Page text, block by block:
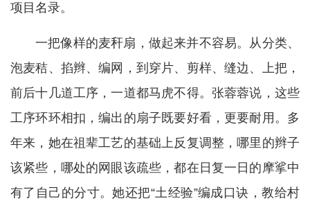
项目名录。
一把像样的麦秆扇，做起来并不容易。从分类、
泡麦秸、掐辫、编网，到穿片、剪样、缝边、上把，
前后十几道工序，一道都马虎不得。张蓉蓉说，这些
工序环环相扣，编出的扇子既要好看，更要耐用。多
年来，她在祖辈工艺的基础上反复调整，哪里的辫子
该紧些，哪处的网眼该疏些，都在日复一日的摩挲中
有了自己的分寸。她还把“土经验”编成口诀，教给村